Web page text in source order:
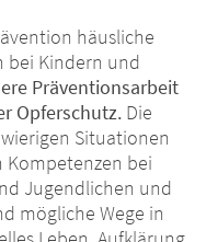
häusliche
bei Kindern und
Präventionsarbeit
Opferschutz. Die
Situationen
Kompetenzen bei
Jugendlichen und
mögliche Wege in